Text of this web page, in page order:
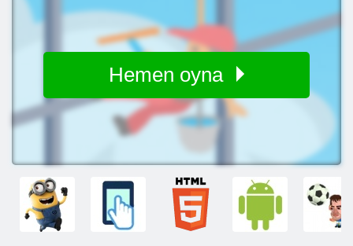
Hemen oyna